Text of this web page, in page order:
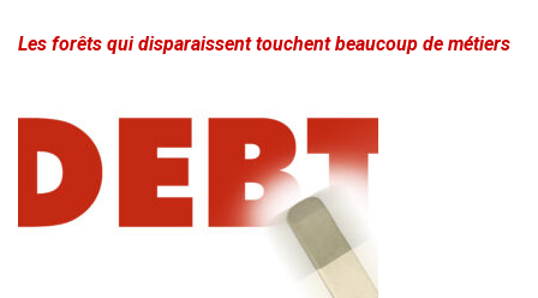
Les forêts qui disparaissent touchent beaucoup de métiers